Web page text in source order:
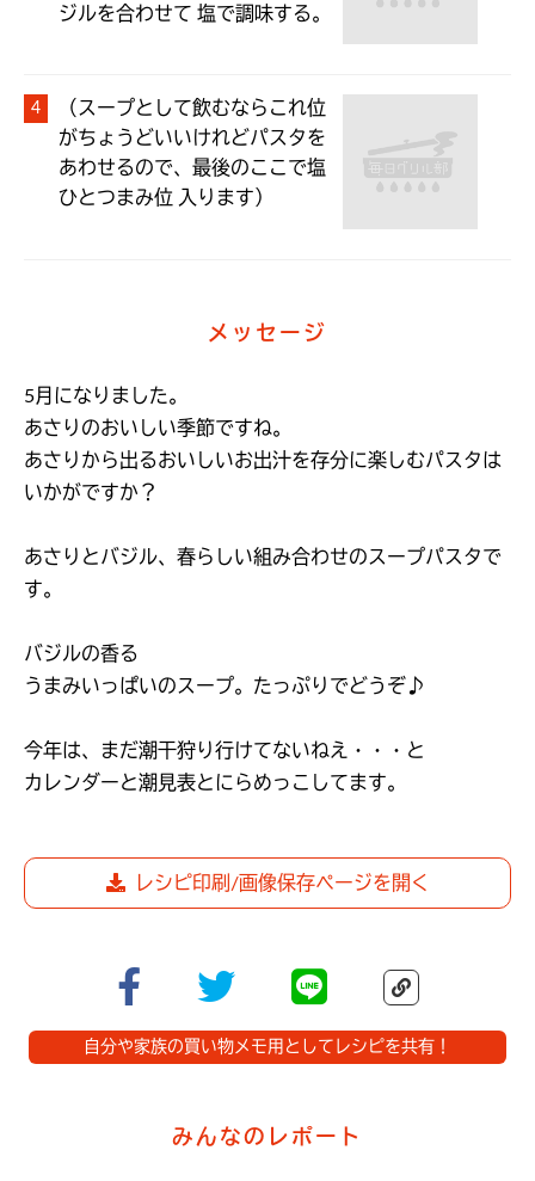
ジルを合わせて 塩で調味する。
（スープとして飲むならこれ位
がちょうどいいけれどパスタを
あわせるので、最後のここで塩
ひとつまみ位 入ります）
メッセージ
5月になりました。
あさりのおいしい季節ですね。
あさりから出るおいしいお出汁を存分に楽しむパスタは
いかがですか？
あさりとバジル、春らしい組み合わせのスープパスタで
す。
バジルの香る
うまみいっぱいのスープ。たっぷりでどうぞ♪
今年は、まだ潮干狩り行けてないねえ・・・と
カレンダーと潮見表とにらめっこしてます。
レシピ印刷/画像保存ページを開く
自分や家族の買い物メモ用としてレシピを共有！
みんなのレポート